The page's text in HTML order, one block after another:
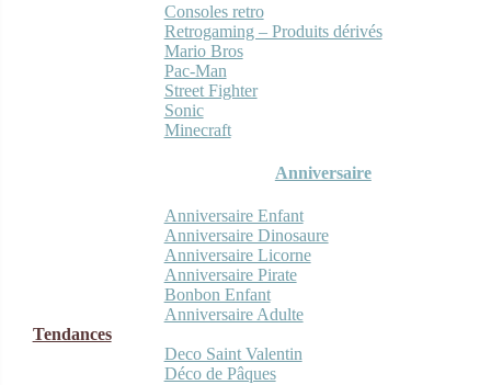
Consoles retro
Retrogaming – Produits dérivés
Mario Bros
Pac-Man
Street Fighter
Sonic
Minecraft
Anniversaire
Anniversaire Enfant
Anniversaire Dinosaure
Anniversaire Licorne
Anniversaire Pirate
Bonbon Enfant
Anniversaire Adulte
Tendances
Deco Saint Valentin
Déco de Pâques